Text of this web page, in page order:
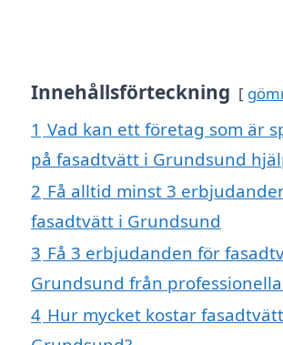
Innehållsförteckning
1 Vad kan ett företag som är
på fasadtvätt i Grundsund
2 Få alltid minst 3
fasadtvätt i Grundsund
3 Få 3 erbjudanden för
Grundsund från
4 Hur mycket kostar